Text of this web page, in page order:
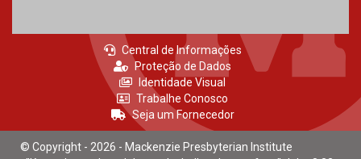
Central de Informações
Proteção de Dados
Identidade Visual
Trabalhe Conosco
Seja um Fornecedor
© Copyright - 2026 - Mackenzie Presbyterian Institute